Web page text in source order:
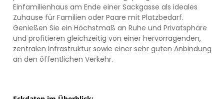
Einfamilienhaus am Ende einer Sackgasse als ideales
Zuhause für Familien oder Paare mit Platzbedarf.
Genießen Sie ein Höchstmaß an Ruhe und Privatsphäre
und profitieren gleichzeitig von einer hervorragenden,
zentralen Infrastruktur sowie einer sehr guten Anbindung
an den öffentlichen Verkehr.